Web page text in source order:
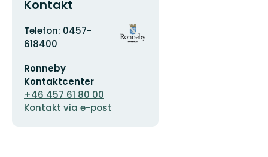
Kontakt
Adress
Telefon: 0457-
618400
postadress
Ronneby
Kontaktcenter
+46 457 61 80 00
Kontakt via e-post
Organisationens
logotyp